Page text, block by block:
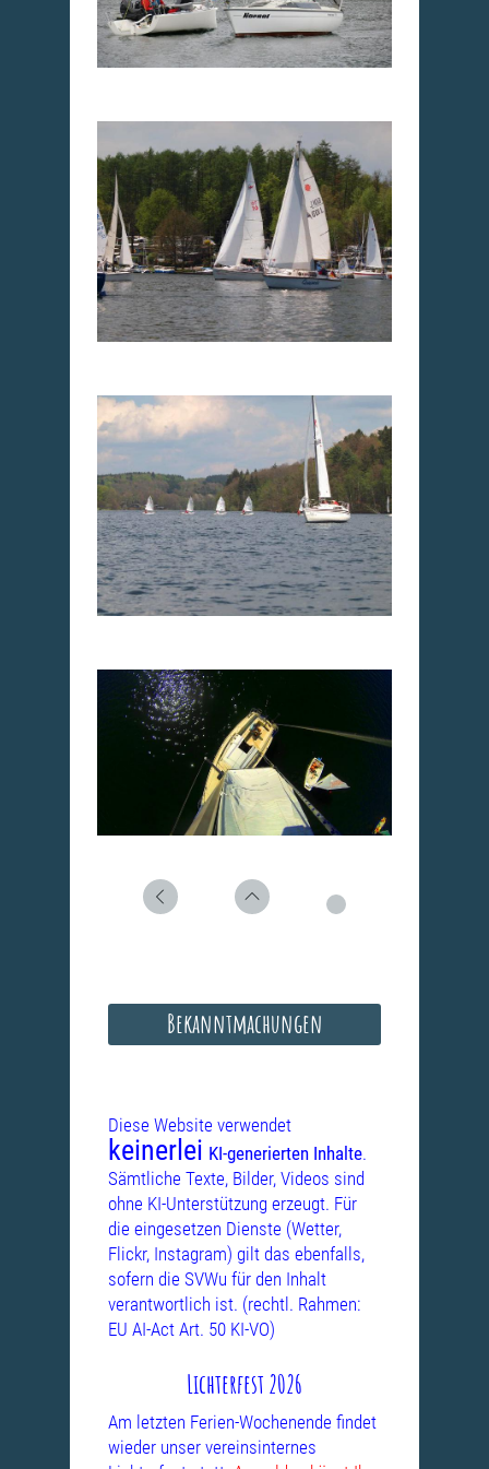
Bekanntmachungen
Diese Website verwendet
keinerlei KI-generierten Inhalte.
Sämtliche Texte, Bilder, Videos sind
ohne KI-Unterstützung erzeugt. Für
die eingesetzen Dienste (Wetter,
Flickr, Instagram) gilt das ebenfalls,
sofern die SVWu für den Inhalt
verantwortlich ist. (rechtl. Rahmen:
EU AI-Act Art. 50 KI-VO)
Lichterfest 2026
Am letzten Ferien-Wochenende findet
wieder unser vereinsinternes